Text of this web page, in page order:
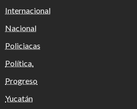
Internacional
Nacional
Policiacas
Política.
Progreso
Yucatán